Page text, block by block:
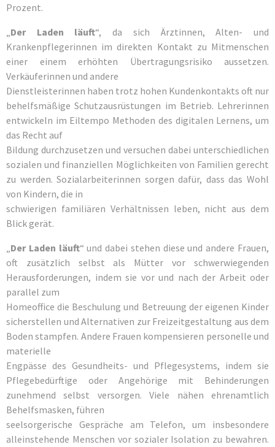
Prozent.
„Der Laden läuft“, da sich Ärztinnen, Alten- und
Krankenpflegerinnen im direkten Kontakt zu Mitmenschen
einer einem erhöhten Übertragungsrisiko aussetzen.
Verkäuferinnen und andere
Dienstleisterinnen haben trotz hohen Kundenkontakts oft nur
behelfsmäßige Schutzausrüstungen im Betrieb. Lehrerinnen
entwickeln im Eiltempo Methoden des digitalen Lernens, um
das Recht auf
Bildung durchzusetzen und versuchen dabei unterschiedlichen
sozialen und finanziellen Möglichkeiten von Familien gerecht
zu werden. Sozialarbeiterinnen sorgen dafür, dass das Wohl
von Kindern, die in
schwierigen familiären Verhältnissen leben, nicht aus dem
Blick gerät.
„Der Laden läuft“ und dabei stehen diese und andere Frauen,
oft zusätzlich selbst als Mütter vor schwerwiegenden
Herausforderungen, indem sie vor und nach der Arbeit oder
parallel zum
Homeoffice die Beschulung und Betreuung der eigenen Kinder
sicherstellen und Alternativen zur Freizeitgestaltung aus dem
Boden stampfen. Andere Frauen kompensieren personelle und
materielle
Engpässe des Gesundheits- und Pflegesystems, indem sie
Pflegebedürftige oder Angehörige mit Behinderungen
zunehmend selbst versorgen. Viele nähen ehrenamtlich
Behelfsmasken, führen
seelsorgerische Gespräche am Telefon, um insbesondere
alleinstehende Menschen vor sozialer Isolation zu bewahren.